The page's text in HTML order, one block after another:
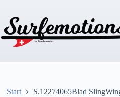
springen
Start S.12274065Blad